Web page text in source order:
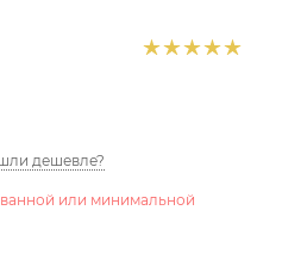
дешевле?
или минимальной